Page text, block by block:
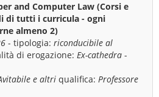
and Computer Law (Corsi e
di tutti i curricula - ogni
almeno 2)
- tipologia: riconducibile al
di erogazione: Ex-cathedra -
e altri qualifica: Professore